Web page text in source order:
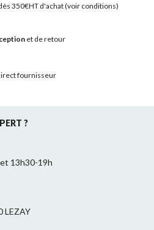
350€HT d'achat(voir conditions)
et de retour
fournisseur
?
13h30-19h
LEZAY